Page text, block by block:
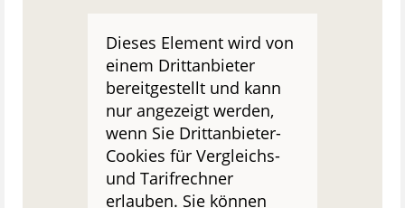
Dieses Element wird von
einem Drittanbieter
bereitgestellt und kann
nur angezeigt werden,
wenn Sie Drittanbieter-
Cookies für Vergleichs-
und Tarifrechner
erlauben. Sie können